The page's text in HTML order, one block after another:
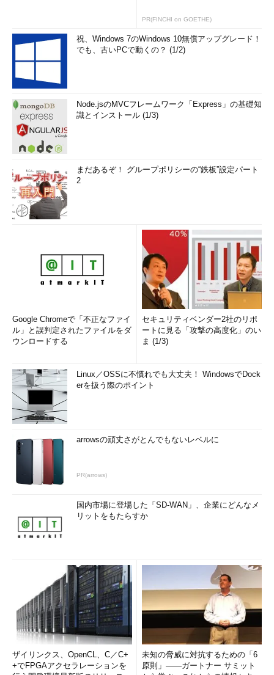
を使ってサインインできるようになる。この辺りの操作手順は、
2．アカウントの追加
PR(FINCHI on GOETHE)
祝、Windows 7のWindows 10無償アップグレード！
でも、古いPCで動くの？ (1/2)
Node.jsのMVCフレームワーク「Express」の基礎知
識とインストール (1/3)
まだあるぞ！ グループポリシーの“鉄板”設定パート
2
Google Chromeで「不正なファイ
ル」と誤判定されたファイルをダ
ウンロードする
セキュリティベンダー2社のリポ
ートに見る「攻撃の高度化」のい
ま (1/3)
Linux／OSSに不慣れでも大丈夫！ WindowsでDock
erを扱う際のポイント
arrowsの頑丈さがとんでもないレベルに
PR(arrows)
国内市場に登場した「SD-WAN」、企業にどんなメ
リットをもたらすか
ザイリンクス、OpenCL、C／C+
+でFPGAアクセラレーションを
未知の脅威に対抗するための「6
原則」――ガートナー サミット